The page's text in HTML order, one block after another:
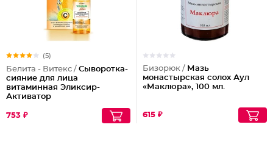
(5)
Белита - Витекс / Сыворотка-
сияние для лица
витаминная Эликсир-
Активатор
753 ₽
Бизорюк / Мазь
монастырская солох Аул
«Маклюра», 100 мл.
615 ₽